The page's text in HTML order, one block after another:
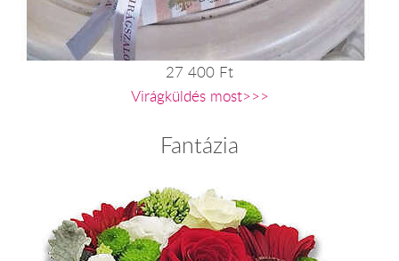
27 400 Ft
Virágküldés most>>>
Fantázia